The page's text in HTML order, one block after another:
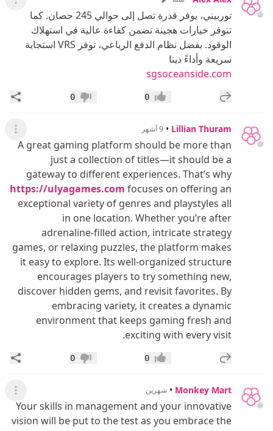
عرض
توربيني، يوفر قدرة تصل إلى حوالي 245 حصان. كما
تتوفر خيارات هجينة تضمن كفاءة عالية في استهلاك
الوقود. بفضل نظام الدفع الرباعي، توفر VRS استجابة
سريعة وأداءً دينا
sgsoceanside.com
إضافة رد جديد إعجاب0 عدم إعجاب
0
Lillian Thuram
• 9 أشهر عرض
A great gaming platform should be more than
just a collection of titles—it should be a
gateway to different experiences. That’s why
https://ulyagames.com focuses on offering an
exceptional variety of genres and playstyles all
in one location. Whether you’re after
adrenaline-filled action, intricate strategy
games, or relaxing puzzles, the platform makes
it easy to explore. Its well-organized structure
encourages players to try something new,
discover hidden gems, and revisit favorites. By
embracing variety, it creates a dynamic
environment that keeps gaming fresh and
exciting with every visit.
إضافة رد جديد إعجاب0 عدم إعجاب
0
Monkey Mart
• شهرين عرض
Your skills in management and your innovative
vision will be put to the test as you embrace the